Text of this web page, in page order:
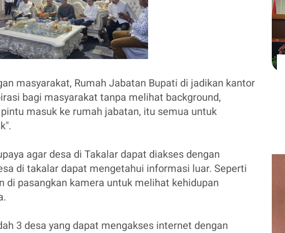
masyarakat, Rumah Jabatan Bupati di jadikan kantor
bagi masyarakat tanpa melihat background,
masuk ke rumah jabatan, itu semua untuk
agar desa di Takalar dapat diakses dengan
di takalar dapat mengetahui informasi luar. Seperti
di pasangkan kamera untuk melihat kehidupan
3 desa yang dapat mengakses internet dengan